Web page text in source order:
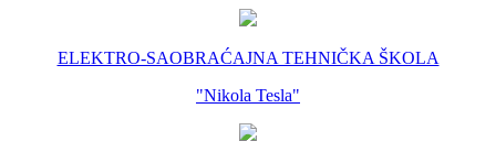
ELEKTRO-SAOBRAĆAJNA TEHNIČKA ŠKOLA
"Nikola Tesla"